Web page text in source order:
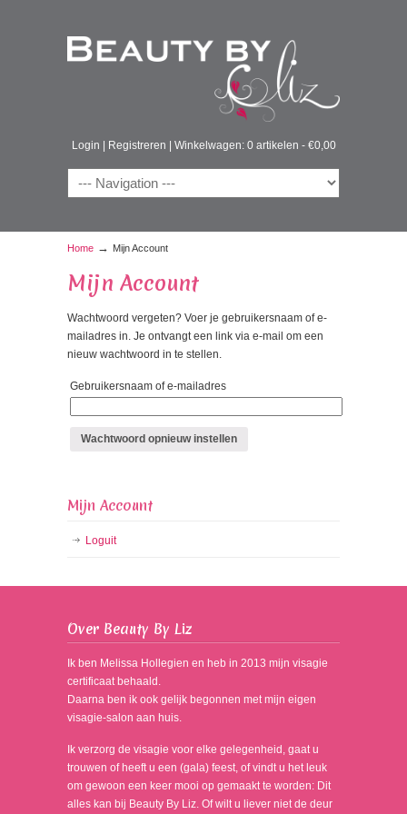
Login Registreren Winkelwagen: 0 artikelen - €0,00
Home → Mijn Account
Mijn Account
Wachtwoord vergeten? Voer je gebruikersnaam of e-
mailadres in. Je ontvangt een link via e-mail om een
nieuw wachtwoord in te stellen.
Gebruikersnaam of e-mailadres
Wachtwoord opnieuw instellen
Mijn Account
Loguit
Over Beauty By Liz
Ik ben Melissa Hollegien en heb in 2013 mijn visagie
certificaat behaald.
Daarna ben ik ook gelijk begonnen met mijn eigen
visagie-salon aan huis.
Ik verzorg de visagie voor elke gelegenheid, gaat u
trouwen of heeft u een (gala) feest, of vindt u het leuk
om gewoon een keer mooi op gemaakt te worden: Dit
alles kan bij Beauty By Liz. Of wilt u liever niet de deur